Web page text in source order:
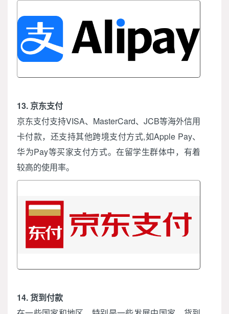
13. 京东支付
京东支付支持VISA、MasterCard、JCB等海外信用
卡付款，还支持其他跨境支付方式,如Apple Pay、
华为Pay等买家支付方式。在留学生群体中，有着
较高的使用率。
14. 货到付款